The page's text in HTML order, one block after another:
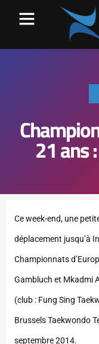
21 ans
Ce week-end, une
déplacement jusqu’à
Championnats
Gambluch et Mkadmi
(club : Fung Sing
Brussels Taekwondo
septembre 2014.